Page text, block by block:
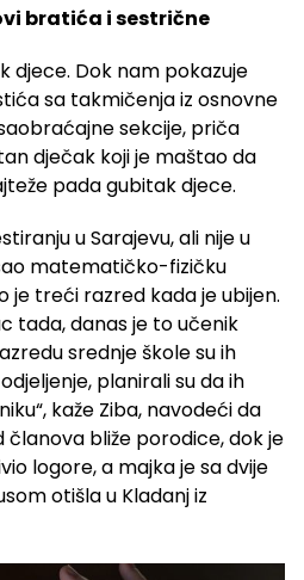
bratića i sestrične
djece. Dok nam pokazuje
sa takmičenja iz osnovne
sekcije, priča
dječak koji je maštao da
pada gubitak djece.
u Sarajevu, ali nije u
matematičko-fizičku
je treći razred kada je ubijen.
tada, danas je to učenik
srednje škole su ih
planirali su da ih
kaže Ziba, navodeći da
članova bliže porodice, dok je
logore, a majka je sa dvije
otišla u Kladanj iz